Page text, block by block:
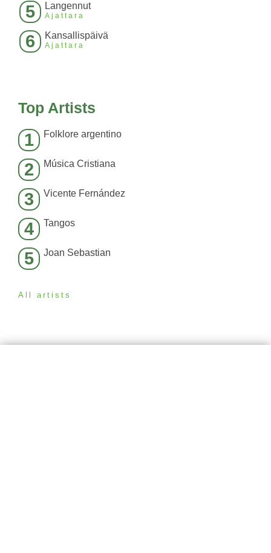
5 Langennut
Ajattara
6 Kansallispäivä
Ajattara
Top Artists
1 Folklore argentino
2 Música Cristiana
3 Vicente Fernández
4 Tangos
5 Joan Sebastian
All artists